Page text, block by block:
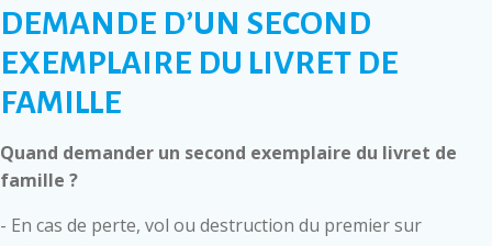
DEMANDE D’UN SECOND
EXEMPLAIRE DU LIVRET DE
FAMILLE
Quand demander un second exemplaire du livret de
famille ?
- En cas de perte, vol ou destruction du premier sur